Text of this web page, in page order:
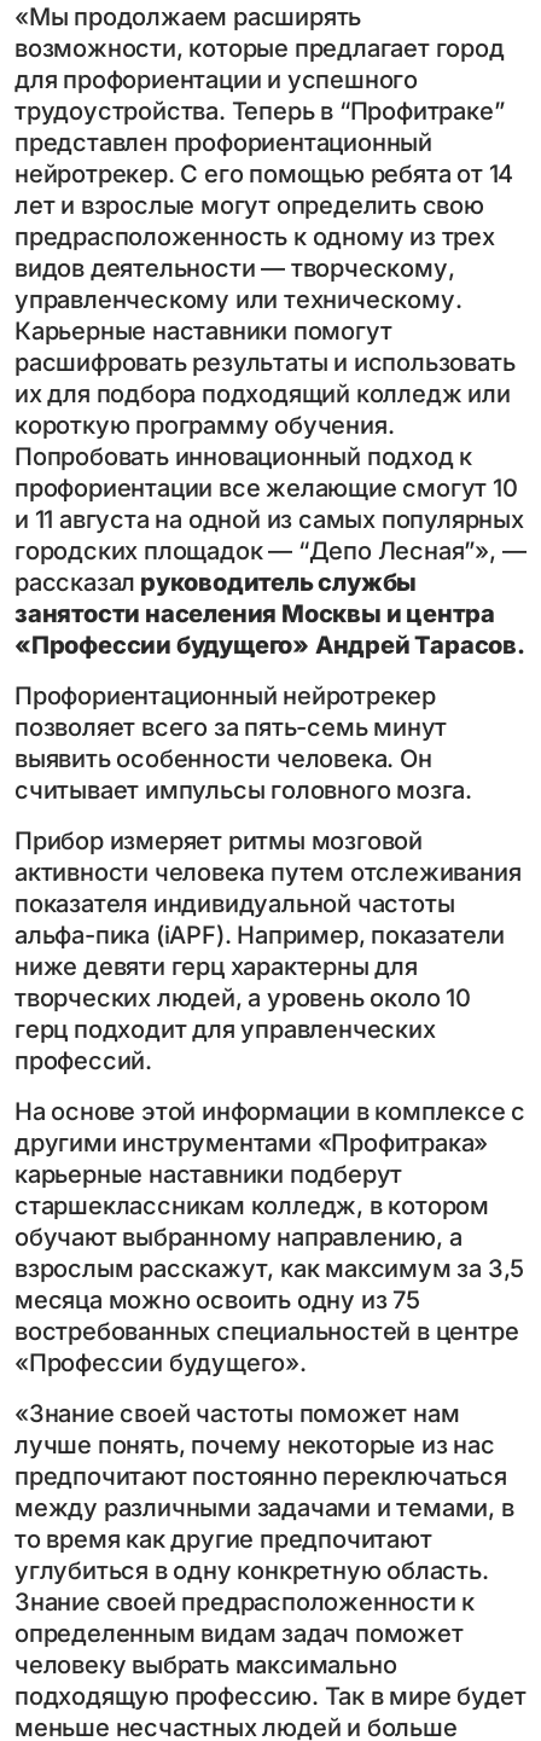
«Мы продолжаем расширять
возможности, которые предлагает город
для профориентации и успешного
трудоустройства. Теперь в “Профитраке”
представлен профориентационный
нейротрекер. С его помощью ребята от 14
лет и взрослые могут определить свою
предрасположенность к одному из трех
видов деятельности — творческому,
управленческому или техническому.
Карьерные наставники помогут
расшифровать результаты и использовать
их для подбора подходящий колледж или
короткую программу обучения.
Попробовать инновационный подход к
профориентации все желающие смогут 10
и 11 августа на одной из самых популярных
городских площадок — “Депо Лесная”», —
рассказал руководитель службы
занятости населения Москвы и центра
«Профессии будущего» Андрей Тарасов.
Профориентационный нейротрекер
позволяет всего за пять-семь минут
выявить особенности человека. Он
считывает импульсы головного мозга.
Прибор измеряет ритмы мозговой
активности человека путем отслеживания
показателя индивидуальной частоты
альфа-пика (iAPF). Например, показатели
ниже девяти герц характерны для
творческих людей, а уровень около 10
герц подходит для управленческих
профессий.
На основе этой информации в комплексе с
другими инструментами «Профитрака»
карьерные наставники подберут
старшеклассникам колледж, в котором
обучают выбранному направлению, а
взрослым расскажут, как максимум за 3,5
месяца можно освоить одну из 75
востребованных специальностей в центре
«Профессии будущего».
«Знание своей частоты поможет нам
лучше понять, почему некоторые из нас
предпочитают постоянно переключаться
между различными задачами и темами, в
то время как другие предпочитают
углубиться в одну конкретную область.
Знание своей предрасположенности к
определенным видам задач поможет
человеку выбрать максимально
подходящую профессию. Так в мире будет
меньше несчастных людей и больше